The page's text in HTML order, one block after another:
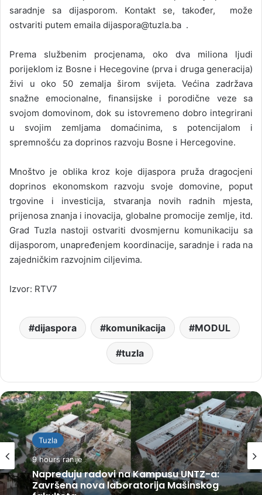
saradnje sa dijasporom. Kontakt se, također, može
ostvariti putem emaila dijaspora@tuzla.ba .
Prema službenim procjenama, oko dva miliona ljudi
porijeklom iz Bosne i Hecegovine (prva i druga generacija)
živi u oko 50 zemalja širom svijeta. Većina zadržava
snažne emocionalne, finansijske i porodične veze sa
svojom domovinom, dok su istovremeno dobro integrirani
u svojim zemljama domaćinima, s potencijalom i
spremnošću za doprinos razvoju Bosne i Hercegovine.
Mnoštvo je oblika kroz koje dijaspora pruža dragocjeni
doprinos ekonomskom razvoju svoje domovine, poput
trgovine i investicija, stvaranja novih radnih mjesta,
prijenosa znanja i inovacija, globalne promocije zemlje, itd.
Grad Tuzla nastoji ostvariti dvosmjernu komunikaciju sa
dijasporom, unapređenjem koordinacije, saradnje i rada na
zajedničkim razvojnim ciljevima.
Izvor: RTV7
dijaspora komunikacija MODUL
tuzla
Tuzla
9 hours ranije
Napreduju radovi na Kampusu UNTZ-a:
Završena nova laboratorija Mašinskog